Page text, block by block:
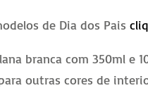
de Dia dos Pais
branca com 350ml e
outras cores de